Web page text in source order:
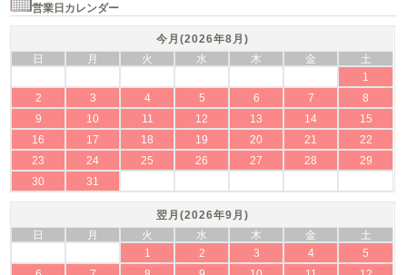
営業日カレンダー
今月(2026年8月)
日
月 火 水 木 金
土
1
2
3 4 5 6 7
8
9
10 11 12 13 14
15
16
17 18 19 20 21
22
23
24 25 26 27 28
29
30
31
翌月(2026年9月)
日
月 火 水 木 金
土
1
2 3 4
5